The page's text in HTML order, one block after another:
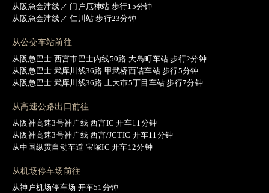
从阪急金津线／ 门户厄神站 步行15分钟
从阪急金津线／ 仁川站 步行23分钟
从公交车站前往
从阪急巴士 西宫市巴士内线50路 大岛町车站 步行2分钟
从阪急巴士 武库川线36路 甲武桥西诘车站 步行5分钟
从阪急巴士 武库川线36路 上大市5丁目车站 步行7分钟
从高速公路出口前往
从阪神高速3号神户线 西宫IC 开车11分钟
从阪神高速3号神户线 西宫/JCTIC 开车11分钟
从中国纵贯自动车道 宝塚IC 开车12分钟
从机场停车场前往
从神户机场停车场 开车51分钟